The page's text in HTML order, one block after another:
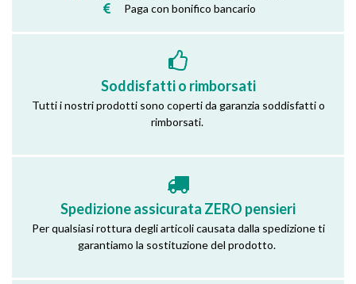
Paga con bonifico bancario
Soddisfatti o rimborsati
Tutti i nostri prodotti sono coperti da garanzia soddisfatti o
rimborsati.
Spedizione assicurata ZERO pensieri
Per qualsiasi rottura degli articoli causata dalla spedizione ti
garantiamo la sostituzione del prodotto.